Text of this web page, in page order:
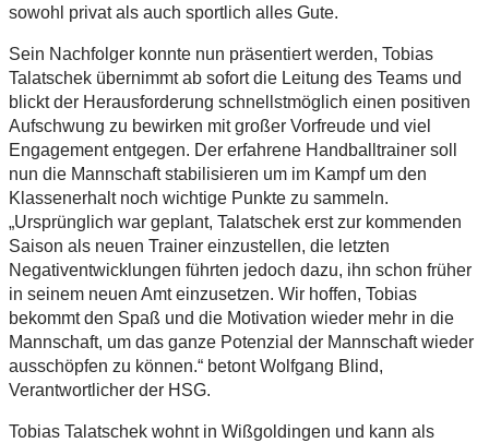
sowohl privat als auch sportlich alles Gute.
Sein Nachfolger konnte nun präsentiert werden, Tobias
Talatschek übernimmt ab sofort die Leitung des Teams und
blickt der Herausforderung schnellstmöglich einen positiven
Aufschwung zu bewirken mit großer Vorfreude und viel
Engagement entgegen. Der erfahrene Handballtrainer soll
nun die Mannschaft stabilisieren um im Kampf um den
Klassenerhalt noch wichtige Punkte zu sammeln.
„Ursprünglich war geplant, Talatschek erst zur kommenden
Saison als neuen Trainer einzustellen, die letzten
Negativentwicklungen führten jedoch dazu, ihn schon früher
in seinem neuen Amt einzusetzen. Wir hoffen, Tobias
bekommt den Spaß und die Motivation wieder mehr in die
Mannschaft, um das ganze Potenzial der Mannschaft wieder
ausschöpfen zu können.“ betont Wolfgang Blind,
Verantwortlicher der HSG.
Tobias Talatschek wohnt in Wißgoldingen und kann als